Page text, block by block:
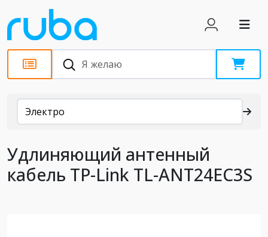
Каталог
Электро
Удлиняющий антенный
кабель TP-Link TL-ANT24EC3S